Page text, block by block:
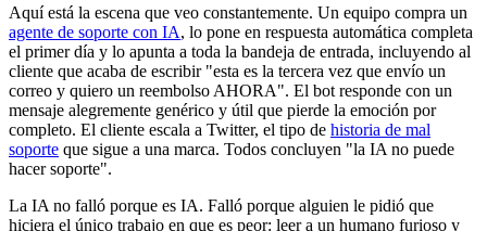
Aquí está la escena que veo constantemente. Un equipo compra un
agente de soporte con IA, lo pone en respuesta automática completa
el primer día y lo apunta a toda la bandeja de entrada, incluyendo al
cliente que acaba de escribir "esta es la tercera vez que envío un
correo y quiero un reembolso AHORA". El bot responde con un
mensaje alegremente genérico y útil que pierde la emoción por
completo. El cliente escala a Twitter, el tipo de historia de mal
soporte que sigue a una marca. Todos concluyen "la IA no puede
hacer soporte".
La IA no falló porque es IA. Falló porque alguien le pidió que
hiciera el único trabajo en que es peor: leer a un humano furioso y